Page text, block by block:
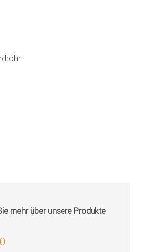
mehr über unsere Produkte